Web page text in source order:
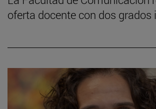
oferta docente con dos grados